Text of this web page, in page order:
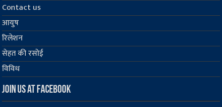
Contact us
आयुष
रिलेशन
सेहत की रसोई
विविध
Join us at Facebook